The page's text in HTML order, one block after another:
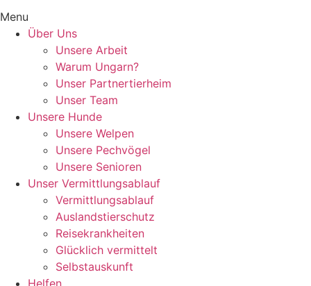
Menu
Über Uns
Unsere Arbeit
Warum Ungarn?
Unser Partnertierheim
Unser Team
Unsere Hunde
Unsere Welpen
Unsere Pechvögel
Unsere Senioren
Unser Vermittlungsablauf
Vermittlungsablauf
Auslandstierschutz
Reisekrankheiten
Glücklich vermittelt
Selbstauskunft